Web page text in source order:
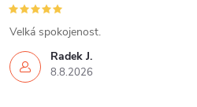
Radek J.
8.8.2026
Velká spokojenost.